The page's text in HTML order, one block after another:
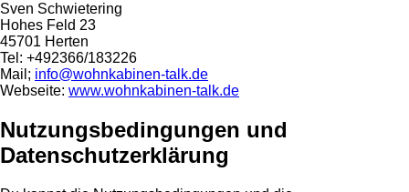
Sven Schwietering
Hohes Feld 23
45701 Herten
Tel: +492366/183226
Mail; info@wohnkabinen-talk.de
Webseite: www.wohnkabinen-talk.de
Nutzungsbedingungen und
Datenschutzerklärung